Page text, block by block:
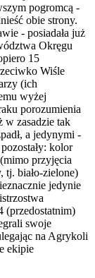
pogromcą -
obie strony.
- posiadała już
Okręgu
15
Wiśle
(ich
wyżej
porozumienia
w zasadzie tak
a jedynymi -
kolor
przyjęcia
biało-zielone)
jedynie
(przedostatnim)
swoje
na Agrykoli
ekipie